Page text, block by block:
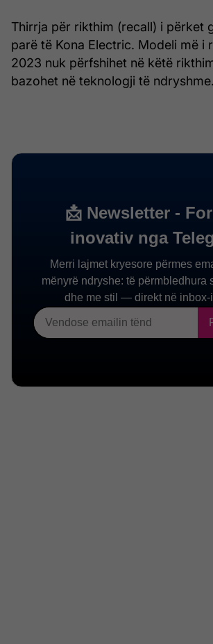
Thirrja për rikthim (recall) i përket
parë të Kona Electric. Modeli më i
2023 nuk përfshihet në këtë
bazohet në teknologji të ndryshme.